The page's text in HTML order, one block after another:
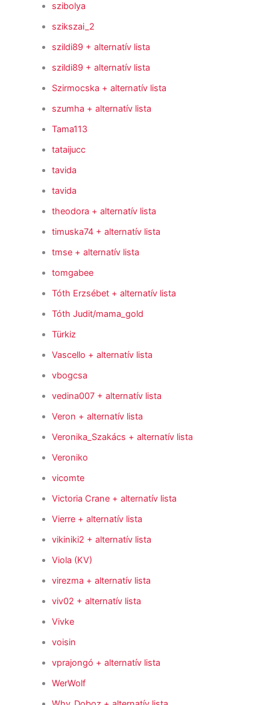
szibolya
szikszai_2
szildi89 + alternatív lista
szildi89 + alternatív lista
Szirmocska + alternatív lista
szumha + alternatív lista
Tama113
tataijucc
tavida
tavida
theodora + alternatív lista
timuska74 + alternatív lista
tmse + alternatív lista
tomgabee
Tóth Erzsébet + alternatív lista
Tóth Judit/mama_gold
Türkiz
Vascello + alternatív lista
vbogcsa
vedina007 + alternatív lista
Veron + alternatív lista
Veronika_Szakács + alternatív lista
Veroniko
vicomte
Victoria Crane + alternatív lista
Vierre + alternatív lista
vikiniki2 + alternatív lista
Viola (KV)
virezma + alternatív lista
viv02 + alternatív lista
Vivke
voisin
vprajongó + alternatív lista
WerWolf